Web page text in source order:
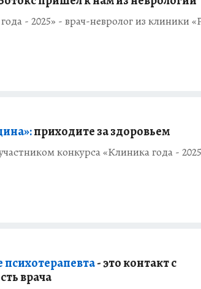
- 2025» - врач-невролог из клиники
приходите за здоровьем
конкурса «Клиника года -
психотерапевта- это контакт с
врача